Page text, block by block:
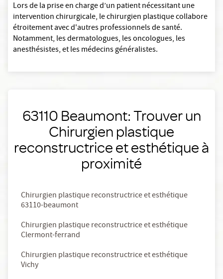
Lors de la prise en charge d’un patient nécessitant une
intervention chirurgicale, le chirurgien plastique collabore
étroitement avec d'autres professionnels de santé.
Notamment, les dermatologues, les oncologues, les
anesthésistes, et les médecins généralistes.
63110 Beaumont: Trouver un
Chirurgien plastique
reconstructrice et esthétique à
proximité
Chirurgien plastique reconstructrice et esthétique
63110-beaumont
Chirurgien plastique reconstructrice et esthétique
Clermont-ferrand
Chirurgien plastique reconstructrice et esthétique
Vichy